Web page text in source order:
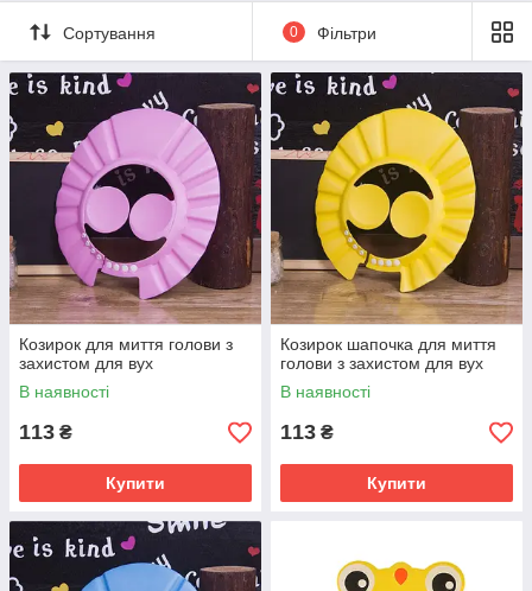
Сортування 0 Фільтри
Козирок для миття голови з
захистом для вух
В наявності
113 ₴
Купити
Козирок шапочка для миття
голови з захистом для вух
В наявності
113 ₴
Купити